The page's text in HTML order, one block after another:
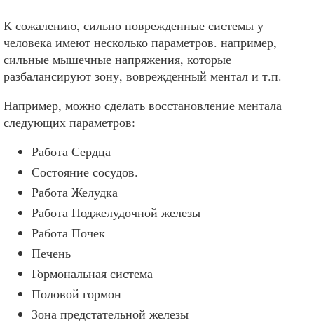
К сожалению, сильно поврежденные системы у
человека имеют несколько параметров. например,
сильные мышечные напряжения, которые
разбалансируют зону, воврежденный ментал и т.п.
Например, можно сделать восстановление ментала
следующих параметров:
Работа Сердца
Состояние сосудов.
Работа Желудка
Работа Поджелудочной железы
Работа Почек
Печень
Гормональная система
Половой гормон
Зона предстательной железы